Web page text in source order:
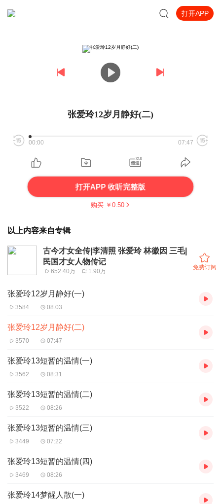
打开APP
张爱玲12岁月静好(二)
00:00 07:47
打开APP 收听完整版
购买 ￥ 0.50
以上内容来自专辑
古今才女全传|李清照 张爱玲 林徽因 三毛|
民国才女人物传记
652.40万 1.90万
免费订阅
张爱玲12岁月静好(一)
3584 08:03
张爱玲12岁月静好(二)
3570 07:47
张爱玲13短暂的温情(一)
3562 08:31
张爱玲13短暂的温情(二)
3522 08:26
张爱玲13短暂的温情(三)
3449 07:22
张爱玲13短暂的温情(四)
3469 08:26
张爱玲14梦醒人散(一)